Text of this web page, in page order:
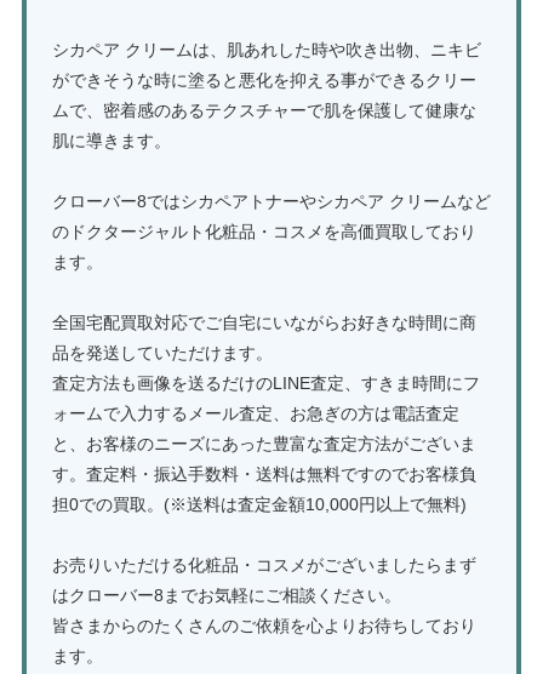
シカペア クリームは、肌あれした時や吹き出物、ニキビ
ができそうな時に塗ると悪化を抑える事ができるクリー
ムで、密着感のあるテクスチャーで肌を保護して健康な
肌に導きます。
クローバー8ではシカペアトナーやシカペア クリームなど
のドクタージャルト化粧品・コスメを高価買取しており
ます。
全国宅配買取対応でご自宅にいながらお好きな時間に商
品を発送していただけます。
査定方法も画像を送るだけのLINE査定、すきま時間にフ
ォームで入力するメール査定、お急ぎの方は電話査定
と、お客様のニーズにあった豊富な査定方法がございま
す。査定料・振込手数料・送料は無料ですのでお客様負
担0での買取。(※送料は査定金額10,000円以上で無料)
お売りいただける化粧品・コスメがございましたらまず
はクローバー8までお気軽にご相談ください。
皆さまからのたくさんのご依頼を心よりお待ちしており
ます。